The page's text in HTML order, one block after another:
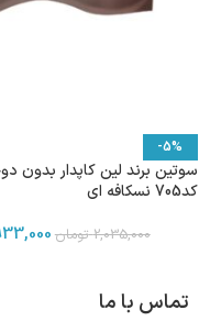
-5%
سوتین برند لین کاپدار بدون
کد705 نسکافه ای
2,035,000 تومان
تماس با ما